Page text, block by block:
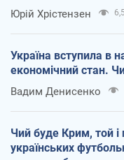
Юрій Хрістензен
Україна вступила в
економічний стан.
Вадим Денисенко
Чий буде Крим, той
українських